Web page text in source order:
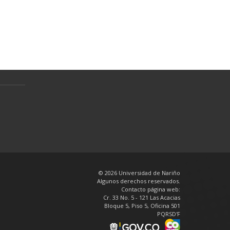
© 2026 Universidad de Nariño
Algunos derechos reservados.
Contacto página web:
Cr. 33 No. 5 - 121 Las Acacias
Bloque 5, Piso 5, Oficina 501
PQRSD'F